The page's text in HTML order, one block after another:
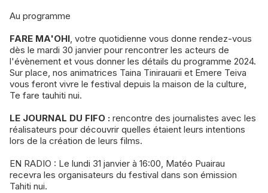
Au programme
FARE MA'OHI, votre quotidienne vous donne rendez-vous
dès le mardi 30 janvier pour rencontrer les acteurs de
l'évènement et vous donner les détails du programme 2024.
Sur place, nos animatrices Taina Tinirauarii et Emere Teiva
vous feront vivre le festival depuis la maison de la culture,
Te fare tauhiti nui.
LE JOURNAL DU FIFO : rencontre des journalistes avec les
réalisateurs pour découvrir quelles étaient leurs intentions
lors de la création de leurs films.
EN RADIO : Le lundi 31 janvier à 16:00, Matéo Puairau
recevra les organisateurs du festival dans son émission
Tahiti nui.